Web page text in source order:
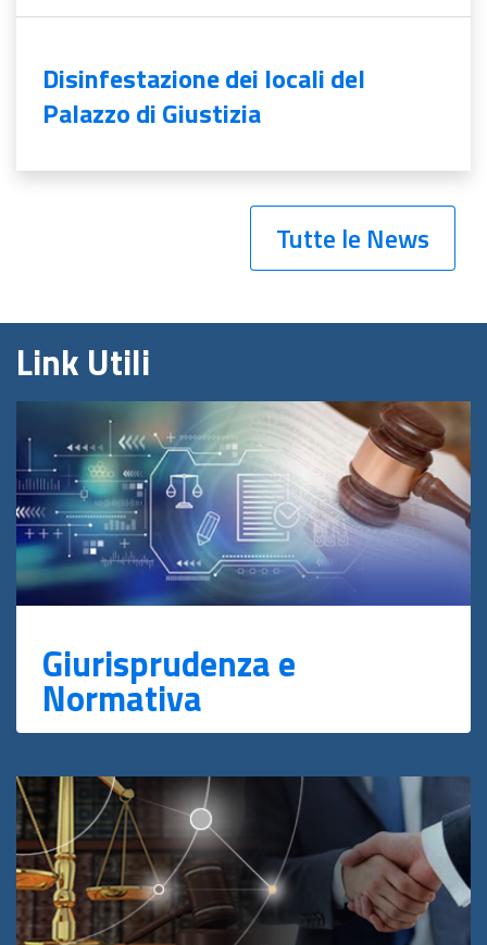
Disinfestazione dei locali del
Palazzo di Giustizia
Tutte le News
Link Utili
Giurisprudenza e
Normativa